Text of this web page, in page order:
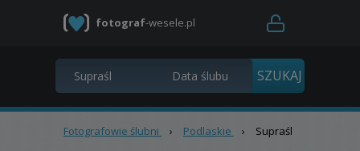
fotograf-wesele.pl
Fotografowie ślubni › Podlaskie › Supraśl